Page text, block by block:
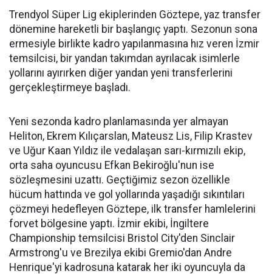
Trendyol Süper Lig ekiplerinden Göztepe, yaz transfer
dönemine hareketli bir başlangıç yaptı. Sezonun sona
ermesiyle birlikte kadro yapılanmasına hız veren İzmir
temsilcisi, bir yandan takımdan ayrılacak isimlerle
yollarını ayırırken diğer yandan yeni transferlerini
gerçekleştirmeye başladı.
Yeni sezonda kadro planlamasında yer almayan
Heliton, Ekrem Kılıçarslan, Mateusz Lis, Filip Krastev
ve Uğur Kaan Yıldız ile vedalaşan sarı-kırmızılı ekip,
orta saha oyuncusu Efkan Bekiroğlu'nun ise
sözleşmesini uzattı. Geçtiğimiz sezon özellikle
hücum hattında ve gol yollarında yaşadığı sıkıntıları
çözmeyi hedefleyen Göztepe, ilk transfer hamlelerini
forvet bölgesine yaptı. İzmir ekibi, İngiltere
Championship temsilcisi Bristol City'den Sinclair
Armstrong'u ve Brezilya ekibi Gremio'dan Andre
Henrique'yi kadrosuna katarak her iki oyuncuyla da